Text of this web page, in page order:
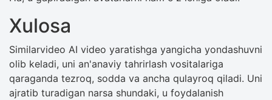
Xulosa
Similarvideo AI video yaratishga yangicha yondashuvni
olib keladi, uni an'anaviy tahrirlash vositalariga
qaraganda tezroq, sodda va ancha qulayroq qiladi. Uni
ajratib turadigan narsa shundaki, u foydalanish